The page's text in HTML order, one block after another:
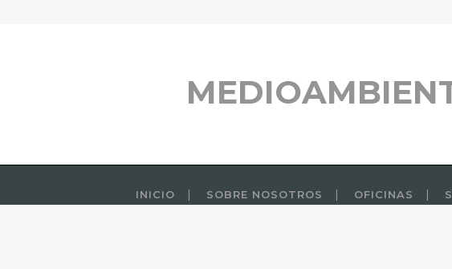
INICIO SOBRE NOSOTROS OFICINAS